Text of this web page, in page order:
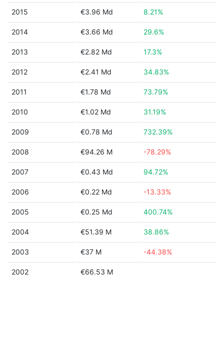
2015 €3.96 Md 8.21%
2014 €3.66 Md 29.6%
2013 €2.82 Md 17.3%
2012 €2.41 Md 34.83%
2011 €1.78 Md 73.79%
2010 €1.02 Md 31.19%
2009 €0.78 Md 732.39%
2008 €94.26 M -78.29%
2007 €0.43 Md 94.72%
2006 €0.22 Md -13.33%
2005 €0.25 Md 400.74%
2004 €51.39 M 38.86%
2003 €37 M -44.38%
2002 €66.53 M